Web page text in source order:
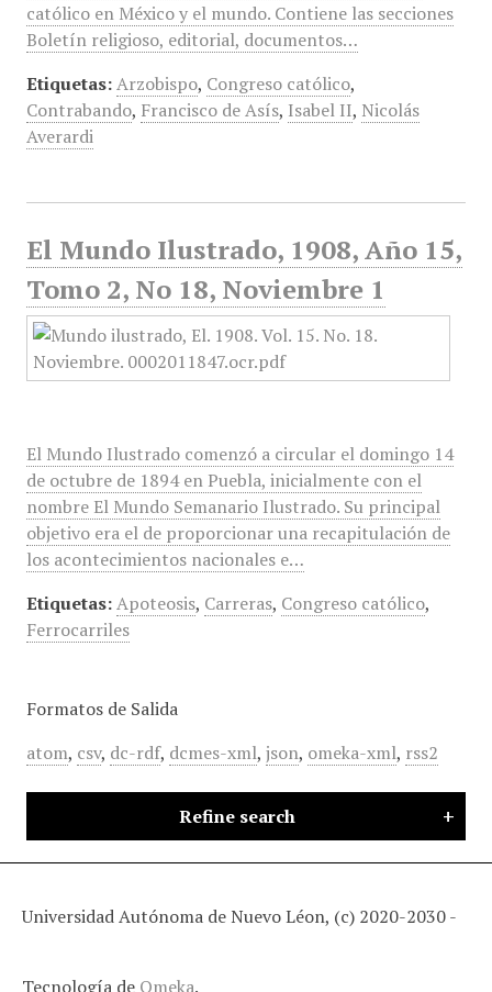
católico en México y el mundo. Contiene las secciones
Boletín religioso, editorial, documentos…
Etiquetas: Arzobispo, Congreso católico,
Contrabando, Francisco de Asís, Isabel II, Nicolás
Averardi
El Mundo Ilustrado, 1908, Año 15,
Tomo 2, No 18, Noviembre 1
El Mundo Ilustrado comenzó a circular el domingo 14
de octubre de 1894 en Puebla, inicialmente con el
nombre El Mundo Semanario Ilustrado. Su principal
objetivo era el de proporcionar una recapitulación de
los acontecimientos nacionales e…
Etiquetas: Apoteosis, Carreras, Congreso católico,
Ferrocarriles
Formatos de Salida
atom, csv, dc-rdf, dcmes-xml, json, omeka-xml, rss2
Refine search
Universidad Autónoma de Nuevo Léon, (c) 2020-2030 -
Tecnología de Omeka.